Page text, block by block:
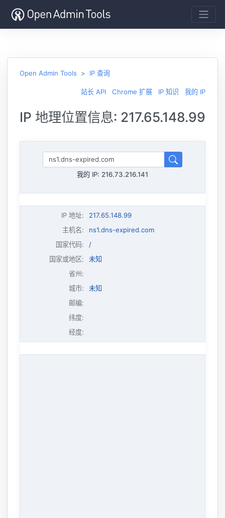
Open Admin Tools IP 查询
站长 API Chrome 扩展 IP 知识 我的 IP
IP 地理位置信息: 217.65.148.99
我的 IP: 216.73.216.141
IP 地址:
217.65.148.99
主机名:
ns1.dns-expired.com
国家代码:
/
国家或地区:
未知
省州:
城市:
未知
邮编:
纬度:
经度: